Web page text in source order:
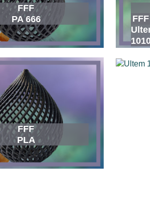
FFF
PA 666
FFF
PLA
FFF